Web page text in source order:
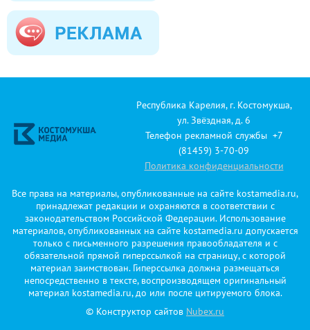
Республика Карелия, г. Костомукша,
ул. Звёздная, д. 6
Телефон рекламной службы +7
(81459) 3-70-09
Политика конфиденциальности
Все права на материалы, опубликованные на сайте kostamedia.ru,
принадлежат редакции и охраняются в соответствии с
законодательством Российской Федерации. Использование
материалов, опубликованных на сайте kostamedia.ru допускается
только с письменного разрешения правообладателя и с
обязательной прямой гиперссылкой на страницу, с которой
материал заимствован. Гиперссылка должна размещаться
непосредственно в тексте, воспроизводящем оригинальный
материал kostamedia.ru, до или после цитируемого блока.
© Конструктор сайтов Nubex.ru